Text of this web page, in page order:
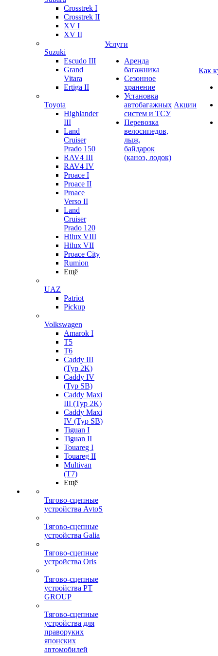
Crosstrek I
Crosstrek II
XV I
XV II
Suzuki
Escudo III
Grand
Vitara
Ertiga II
Toyota
Highlander
III
Land
Cruiser
Prado 150
RAV4 III
RAV4 IV
Proace I
Proace II
Proace
Verso II
Land
Cruiser
Prado 120
Hilux VIII
Hilux VII
Proace City
Rumion
Ещё
UAZ
Patriot
Pickup
Volkswagen
Amarok I
T5
T6
Caddy III
(Typ 2K)
Caddy IV
(Typ SB)
Caddy Maxi
III (Typ 2K)
Caddy Maxi
IV (Typ SB)
Tiguan I
Tiguan II
Touareg I
Touareg II
Multivan
(T7)
Ещё
Тягово-сцепные
устройства AvtoS
Тягово-сцепные
устройства Galia
Тягово-сцепные
устройства Oris
Тягово-сцепные
устройства PT
GROUP
Тягово-сцепные
устройства для
праворуких
японских
автомобилей
Услуги
Аренда
багажника
Сезонное
хранение
Установка
автобагажных
систем и ТСУ
Перевозка
велосипедов,
лыж,
байдарок
(каноэ, лодок)
Акции
Как